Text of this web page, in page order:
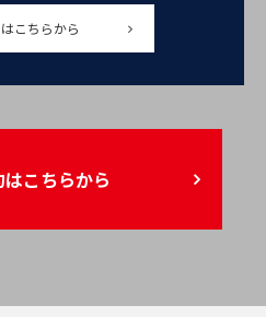
こちらから
はこちらから